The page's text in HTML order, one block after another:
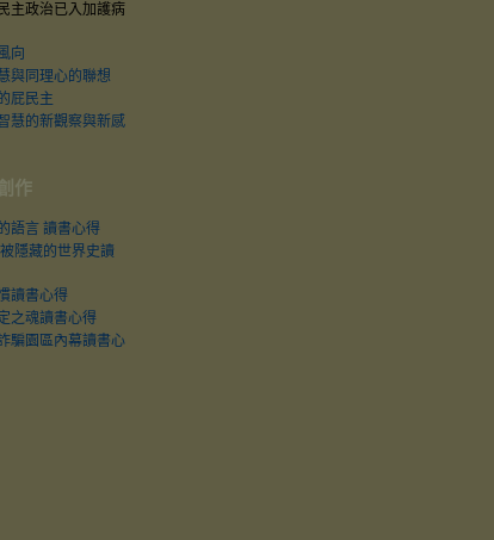
主政治已入加護病
向
與同理心的聯想
屁民主
慧的新觀察與新感
作
語言 讀書心得
隱藏的世界史讀
讀書心得
之魂讀書心得
騙園區內幕讀書心